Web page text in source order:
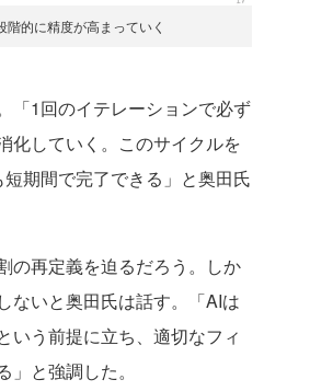
的に精度が高まっていく
「1回のイテレーションで必ず
化していく。このサイクルを
期間で完了できる」と奥田氏
の再定義を迫るだろう。しか
ないと奥田氏は話す。「AIは
いう前提に立ち、適切なフィ
と強調した。